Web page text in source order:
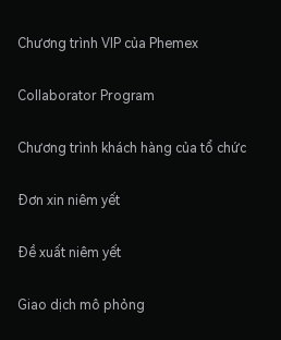
Chương trình VIP của Phemex
Collaborator Program
Chương trình khách hàng của tổ chức
Đơn xin niêm yết
Đề xuất niêm yết
Giao dịch mô phỏng